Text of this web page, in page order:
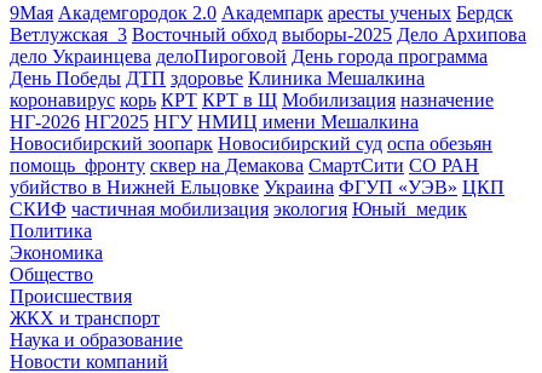
9Мая Академгородок 2.0 Академпарк аресты ученых Бердск
Ветлужская_3 Восточный обход выборы-2025 Дело Архипова
дело Украинцева делоПироговой День города программа
День Победы ДТП здоровье Клиника Мешалкина
коронавирус корь КРТ КРТ в Щ Мобилизация назначение
НГ-2026 НГ2025 НГУ НМИЦ имени Мешалкина
Новосибирский зоопарк Новосибирский суд оспа обезьян
помощь_фронту сквер на Демакова СмартСити СО РАН
убийство в Нижней Ельцовке Украина ФГУП «УЭВ» ЦКП
СКИФ частичная мобилизация экология Юный_медик
Политика
Экономика
Общество
Происшествия
ЖКХ и транспорт
Наука и образование
Новости компаний